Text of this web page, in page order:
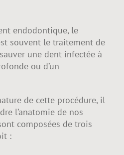
endodontique, le
souvent le traitement de
une dent infectée à
ou d’un
de cette procédure, il
l’anatomie de nos
composées de trois
: